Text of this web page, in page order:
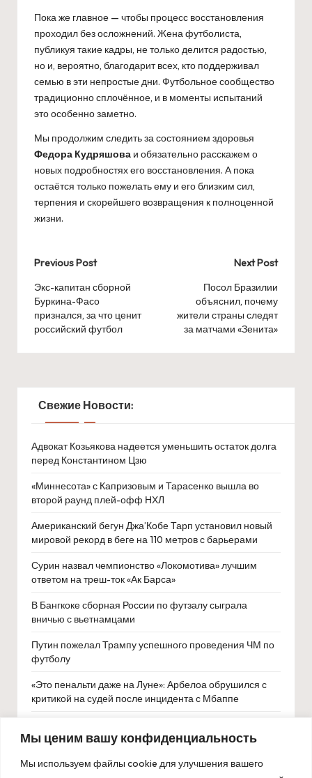
Мы ценим вашу конфиденциальность
Мы используем файлы cookie для улучшения вашего
Пока же главное — чтобы процесс восстановления
проходил без осложнений. Жена футболиста,
публикуя такие кадры, не только делится радостью,
но и, вероятно, благодарит всех, кто поддерживал
семью в эти непростые дни. Футбольное сообщество
традиционно сплочённое, и в моменты испытаний
это особенно заметно.
Мы продолжим следить за состоянием здоровья
Федора Кудряшова и обязательно расскажем о
новых подробностях его восстановления. А пока
остаётся только пожелать ему и его близким сил,
терпения и скорейшего возвращения к полноценной
жизни.
Post
navigation
Previous Post
Экс-капитан сборной
Буркина-Фасо
признался, за что ценит
российский футбол
Next Post
Посол Бразилии
объяснил, почему
жители страны следят
за матчами «Зенита»
Свежие Новости:
Адвокат Козьякова надеется уменьшить остаток долга
перед Константином Цзю
«Миннесота» с Капризовым и Тарасенко вышла во
второй раунд плей-офф НХЛ
Американский бегун Джа’Кобе Тарп установил новый
мировой рекорд в беге на 110 метров с барьерами
Сурин назвал чемпионство «Локомотива» лучшим
ответом на треш-ток «Ак Барса»
В Бангкоке сборная России по футзалу сыграла
вничью с вьетнамцами
Путин пожелал Трампу успешного проведения ЧМ по
футболу
«Это пенальти даже на Луне»: Арбелоа обрушился с
критикой на судей после инцидента с Мбаппе
WTA 1000 в Мадриде